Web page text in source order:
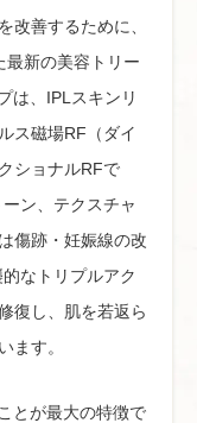
改善するために、
最新の美容トリー
は、IPLスキンリ
ス磁場RF（ダイ
ショナルRFで
ン、テクスチャ
傷跡・妊娠線の改
なトリプルアク
復し、肌を若返ら
ます。
とが最大の特徴で